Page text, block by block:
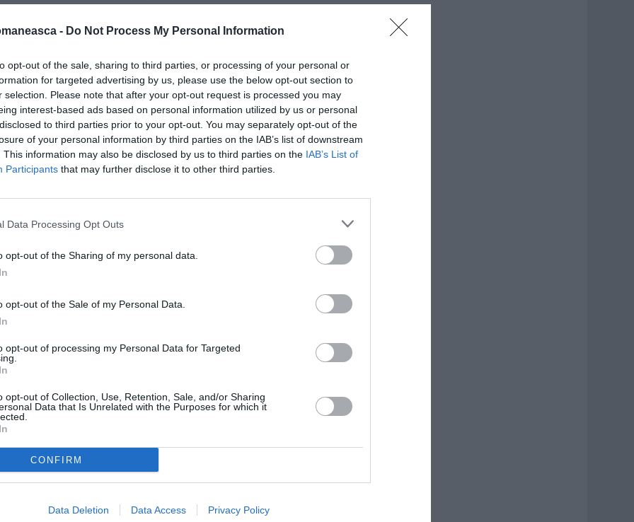
- Do Not Process My Personal Information
opt-out of the sale, sharing to third parties, or processing of your personal or
for targeted advertising by us, please use the below opt-out section to
selection. Please note that after your opt-out request is processed you may
interest-based ads based on personal information utilized by us or personal
to third parties prior to your opt-out. You may separately opt-out of the
of your personal information by third parties on the IAB’s list of downstream
This information may also be disclosed by us to third parties on the IAB’s List of
Participants that may further disclose it to other third parties.
Data Processing Opt Outs
opt-out of the Sharing of my personal data.
opt-out of the Sale of my Personal Data.
opt-out of processing my Personal Data for Targeted
opt-out of Collection, Use, Retention, Sale, and/or Sharing
Data that Is Unrelated with the Purposes for which it
CONFIRM
Data Deletion Data Access Privacy Policy
președinte al PNL Diaspora. Am ales
mai decent față de multe altele care nu